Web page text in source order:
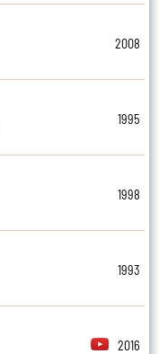
2008
1995
1998
1993
2016